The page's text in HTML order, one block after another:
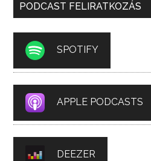
PODCAST FELIRATKOZÁS
SPOTIFY
APPLE PODCASTS
DEEZER